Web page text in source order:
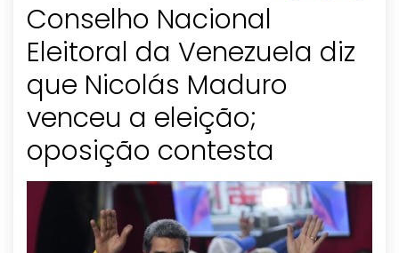
Conselho Nacional
Eleitoral da Venezuela diz
que Nicolás Maduro
venceu a eleição;
oposição contesta